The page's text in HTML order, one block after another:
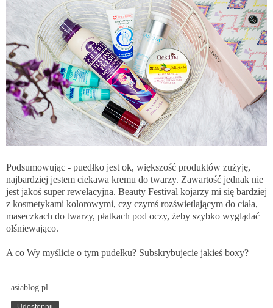
Podsumowując - puedłko jest ok, większość produktów zużyję,
najbardziej jestem ciekawa kremu do twarzy. Zawartość jednak nie
jest jakoś super rewelacyjna. Beauty Festival kojarzy mi się bardziej
z kosmetykami kolorowymi, czy czymś rozświetlającym do ciała,
maseczkach do twarzy, płatkach pod oczy, żeby szybko wyglądać
olśniewająco.
A co Wy myślicie o tym pudełku? Subskrybujecie jakieś boxy?
asiablog.pl